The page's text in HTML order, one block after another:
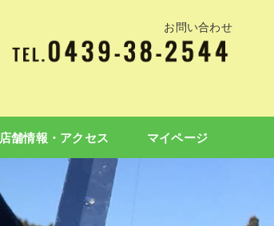
お問い合わせ
店舗情報・アクセス マイページ